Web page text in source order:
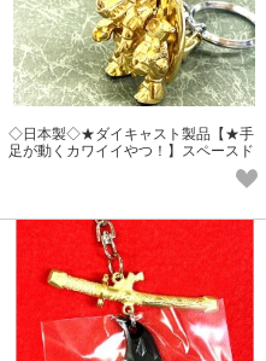
◇日本製◇★ダイキャスト製品【★手
足が動くカワイイやつ！】スペースド